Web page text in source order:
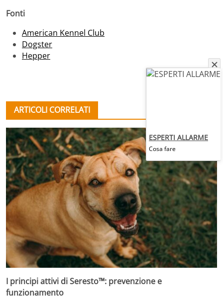
Fonti
American Kennel Club
Dogster
Hepper
ARTICOLI CORRELATI
I principi attivi di Seresto™: prevenzione e
funzionamento
ESPERTI ALLARME
Cosa fare